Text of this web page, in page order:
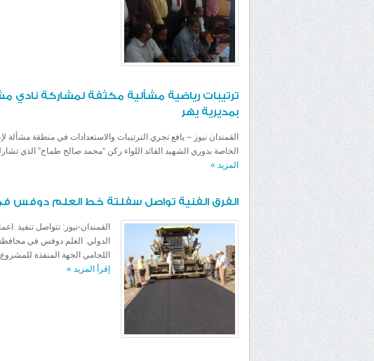
ترتيبات رياضية مشألية مكثفة لمشاركة نادي
بمديرية يهر
القمندان نيوز – يافع تجري الترتيبات والاستعدادات في منطقة
الخاصة بدوري الشهيد القائد اللواء ركن “محمد صالح طماح” الذي
المزيد »
الفرق الفنية تواصل سفلتة خط العلم دوفس
القمندان-نيوز: تتواصل تنفيذ
الدولي العلم دوفس في محافظة
اللجامي الجهة المنفذة
إقرأ المزيد »